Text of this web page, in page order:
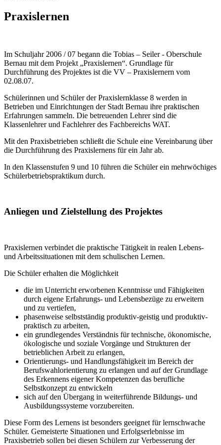
Praxislernen
Im Schuljahr 2006 / 07 begann die Tobias – Seiler - Oberschule
Bernau mit dem Projekt „Praxislernen“. Grundlage für
Durchführung des Projektes ist die VV – Praxislernern vom
02.08.07.
Schülerinnen und Schüler der Praxislernklasse 8 werden in
Betrieben und Einrichtungen der Stadt Bernau ihre praktischen
Erfahrungen sammeln. Die betreuenden Lehrer sind die
Klassenlehrer und Fachlehrer des Fachbereichs WAT.
Mit den Praxisbetrieben schließt die Schule eine Vereinbarung über
die Durchführung des Praxislernens für ein Jahr ab.
In den Klassenstufen 9 und 10 führen die Schüler ein mehrwöchiges
Schülerbetriebspraktikum durch.
Anliegen und Zielstellung des Projektes
Praxislernen verbindet die praktische Tätigkeit in realen Lebens-
und Arbeitssituationen mit dem schulischen Lernen.
Die Schüler erhalten die Möglichkeit
die im Unterricht erworbenen Kenntnisse und Fähigkeiten
durch eigene Erfahrungs- und Lebensbezüge zu erweitern
und zu vertiefen,
phasenweise selbstständig produktiv-geistig und produktiv-
praktisch zu arbeiten,
ein grundlegendes Verständnis für technische, ökonomische,
ökologische und soziale Vorgänge und Strukturen der
betrieblichen Arbeit zu erlangen,
Orientierungs- und Handlungsfähigkeit im Bereich der
Berufswahlorientierung zu erlangen und auf der Grundlage
des Erkennens eigener Kompetenzen das berufliche
Selbstkonzept zu entwickeln
sich auf den Übergang in weiterführende Bildungs- und
Ausbildungssysteme vorzubereiten.
Diese Form des Lernens ist besonders geeignet für lernschwache
Schüler. Gemeisterte Situationen und Erfolgserlebnisse im
Praxisbetrieb sollen bei diesen Schülern zur Verbesserung der